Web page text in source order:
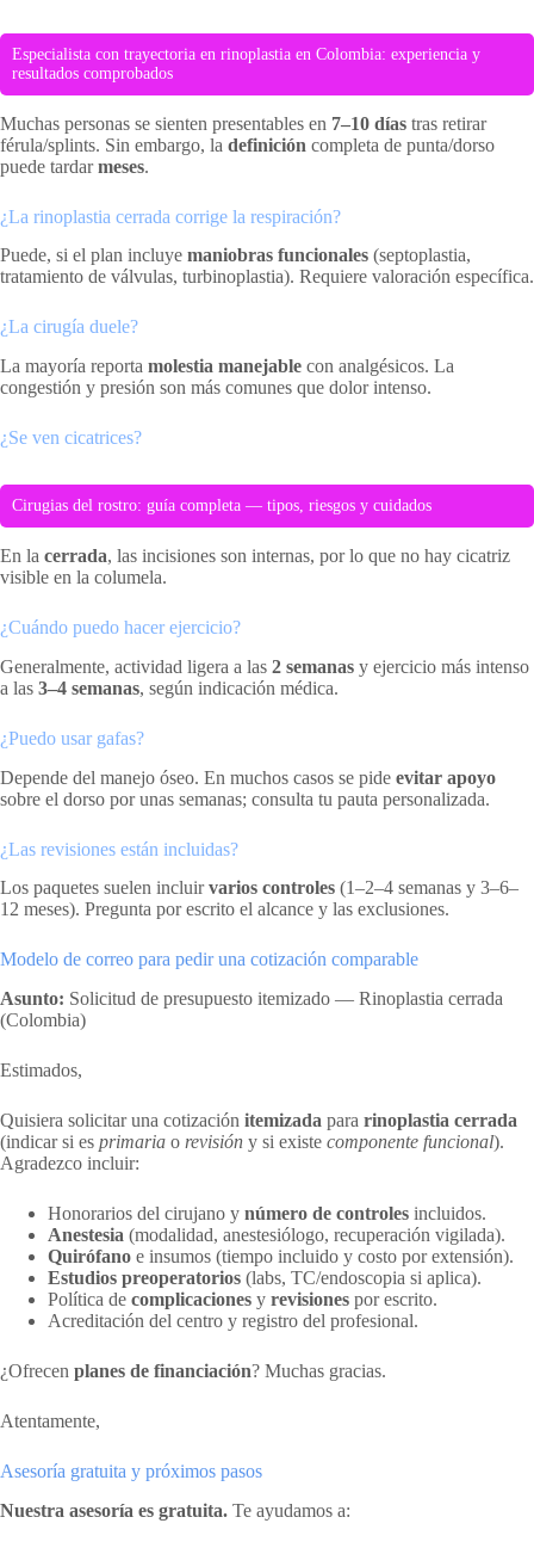
Especialista con trayectoria en rinoplastia en Colombia: experiencia y
resultados comprobados
Muchas personas se sienten presentables en 7–10 días tras retirar
férula/splints. Sin embargo, la definición completa de punta/dorso
puede tardarmeses.
¿La rinoplastia cerrada corrige la respiración?
Puede, si el plan incluye maniobras funcionales (septoplastia,
tratamiento de válvulas, turbinoplastia). Requiere valoración específica.
¿La cirugía duele?
La mayoría reporta molestia manejable con analgésicos. La
congestión y presión son más comunes que dolor intenso.
¿Se ven cicatrices?
Cirugias del rostro: guía completa — tipos, riesgos y cuidados
En la cerrada, las incisiones son internas, por lo que no hay cicatriz
visible en la columela.
¿Cuándo puedo hacer ejercicio?
Generalmente, actividad ligera a las 2 semanas y ejercicio más intenso
a las 3–4 semanas, según indicación médica.
¿Puedo usar gafas?
Depende del manejo óseo. En muchos casos se pide evitar apoyo
sobre el dorso por unas semanas; consulta tu pauta personalizada.
¿Las revisiones están incluidas?
Los paquetes suelen incluirvarios controles (1–2–4 semanas y 3–6–
12 meses). Pregunta por escrito el alcance y las exclusiones.
Modelo de correo para pedir una cotización comparable
Asunto: Solicitud de presupuesto itemizado — Rinoplastia cerrada
(Colombia)
Estimados,
Quisiera solicitar una cotización itemizada para rinoplastia cerrada
(indicar si es primaria o revisión y si existe componente funcional).
Agradezco incluir:
Honorarios del cirujano y número de controles incluidos.
Anestesia (modalidad, anestesiólogo, recuperación vigilada).
Quirófano e insumos (tiempo incluido y costo por extensión).
Estudios preoperatorios (labs, TC/endoscopia si aplica).
Política de complicaciones y revisiones por escrito.
Acreditación del centro y registro del profesional.
¿Ofrecen planes de financiación? Muchas gracias.
Atentamente,
Asesoría gratuita y próximos pasos
Nuestra asesoría es gratuita. Te ayudamos a: